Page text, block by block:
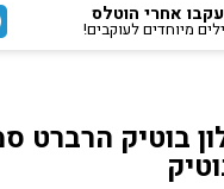
עקבו אחרי הוטלס
מיוחדים לעוקבים!
בוטיק הרברט